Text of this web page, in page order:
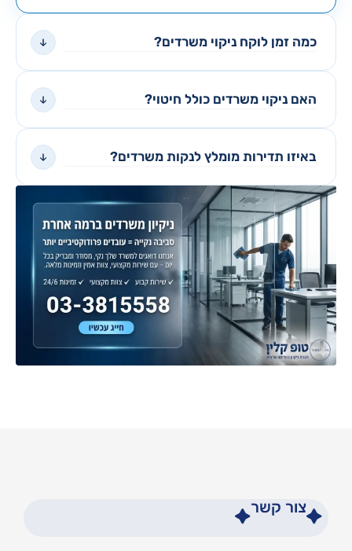
כמה זמן לוקח ניקוי משרדים?
האם ניקוי משרדים כולל חיטוי?
באיזו תדירות מומלץ לנקות משרדים?
צור קשר